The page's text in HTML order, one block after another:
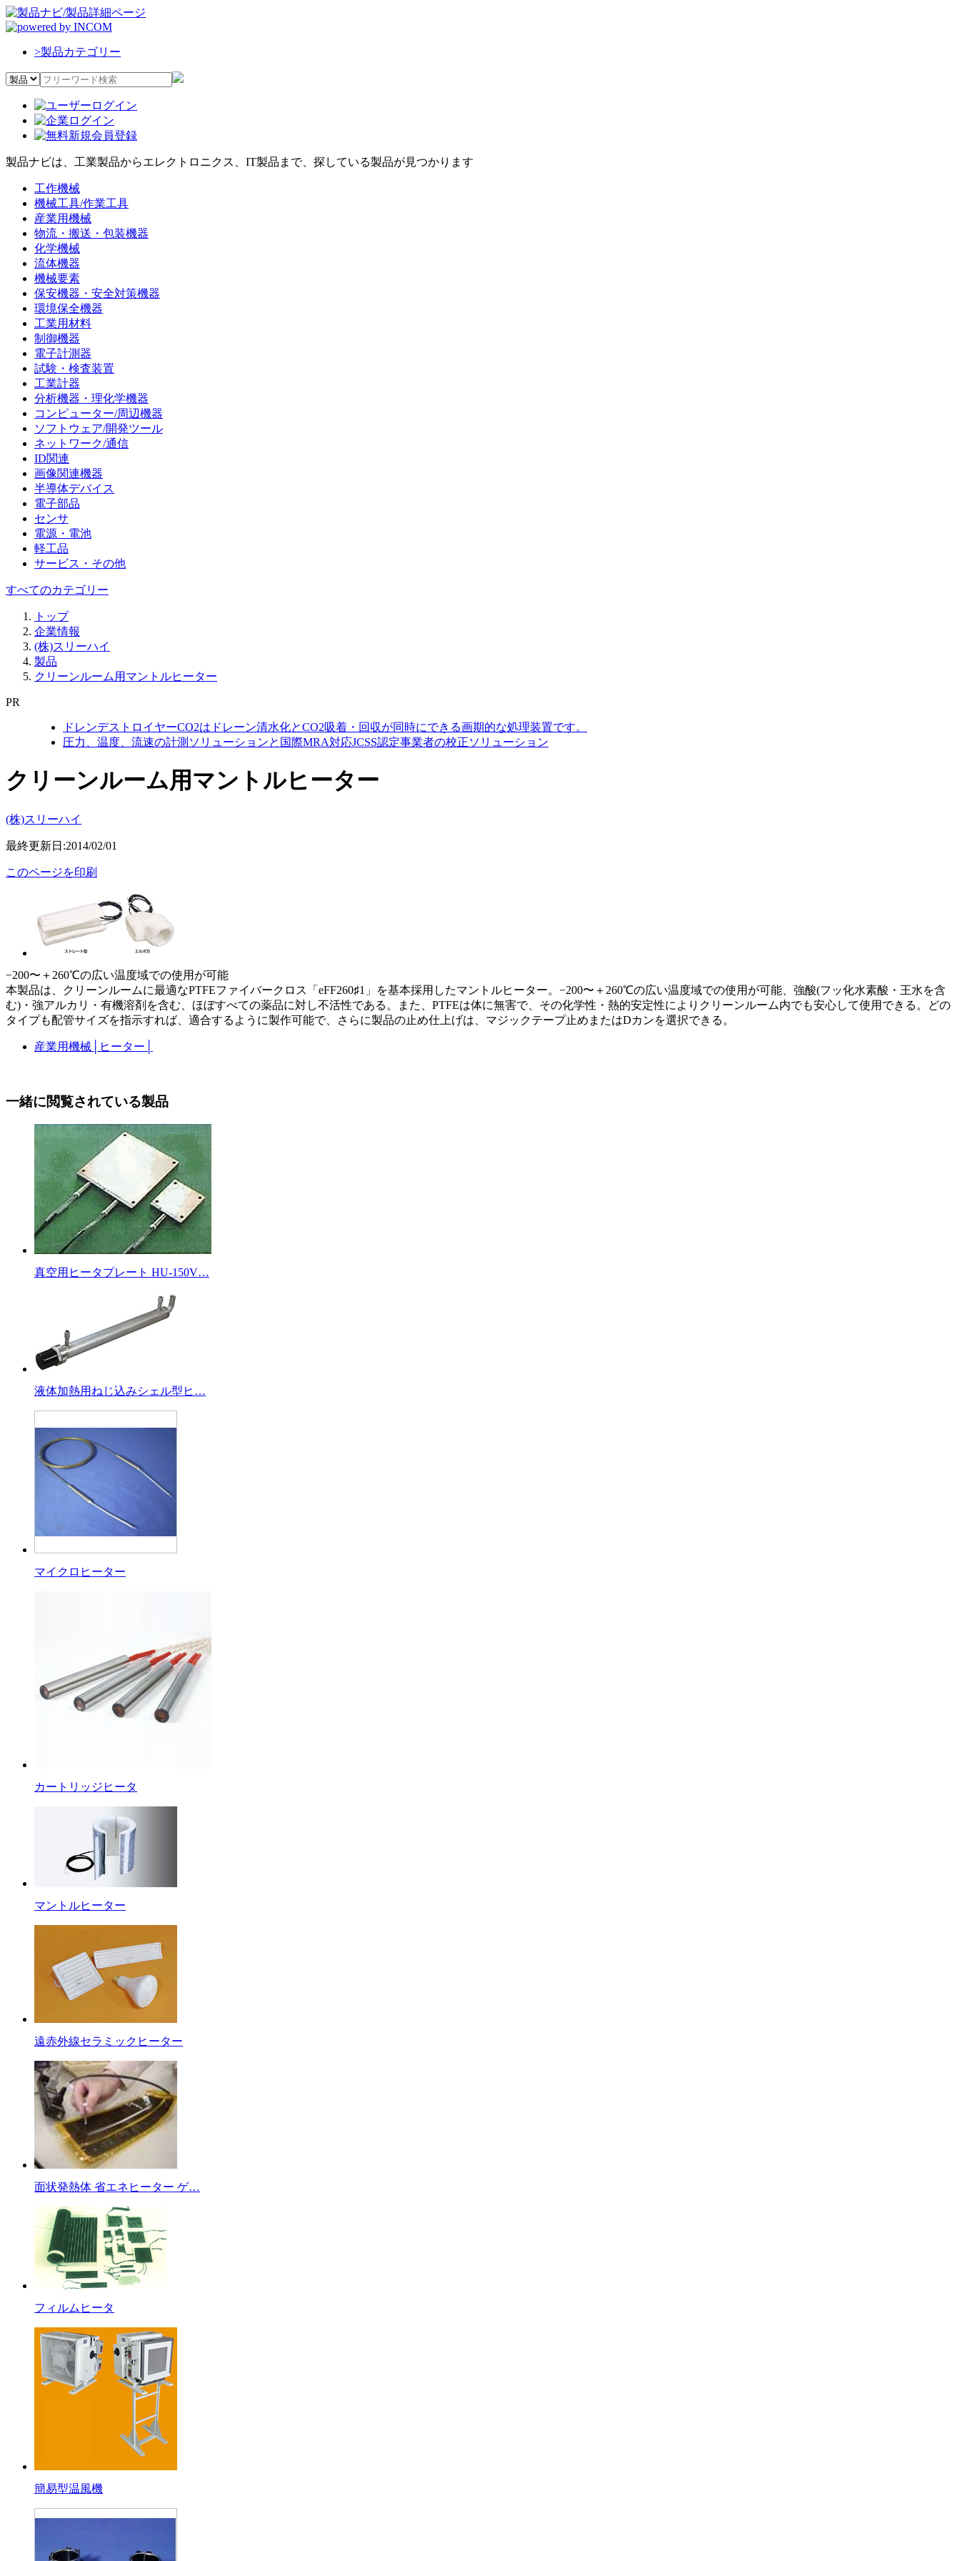
>製品カテゴリー
製品ナビは、工業製品からエレクトロニクス、IT製品まで、探している製品が見つかります
工作機械
機械工具/作業工具
産業用機械
物流・搬送・包装機器
化学機械
流体機器
機械要素
保安機器・安全対策機器
環境保全機器
工業用材料
制御機器
電子計測器
試験・検査装置
工業計器
分析機器・理化学機器
コンピューター/周辺機器
ソフトウェア/開発ツール
ネットワーク/通信
ID関連
画像関連機器
半導体デバイス
電子部品
センサ
電源・電池
軽工品
サービス・その他
すべてのカテゴリー
トップ
企業情報
(株)スリーハイ
製品
クリーンルーム用マントルヒーター
PR
ドレンデストロイヤーCO2はドレーン清水化とCO2吸着・回収が同時にできる画期的な処理装置です。
圧力、温度、流速の計測ソリューションと国際MRA対応JCSS認定事業者の校正ソリューション
クリーンルーム用マントルヒーター
(株)スリーハイ
最終更新日:2014/02/01
このページを印刷
−200〜＋260℃の広い温度域での使用が可能
本製品は、クリーンルームに最適なPTFEファイバークロス「eFF260♯1」を基本採用したマントルヒーター。−200〜＋260℃の広い温度域での使用が可能、強酸(フッ化水素酸・王水を含
む)・強アルカリ・有機溶剤を含む、ほぼすべての薬品に対し不活性である。また、PTFEは体に無害で、その化学性・熱的安定性によりクリーンルーム内でも安心して使用できる。どの
タイプも配管サイズを指示すれば、適合するように製作可能で、さらに製品の止め仕上げは、マジックテープ止めまたはDカンを選択できる。
産業用機械 ヒーター
一緒に閲覧されている製品
真空用ヒータプレート HU-150V…
液体加熱用ねじ込みシェル型ヒ…
マイクロヒーター
カートリッジヒータ
マントルヒーター
遠赤外線セラミックヒーター
面状発熱体 省エネヒーター ゲ…
フィルムヒータ
簡易型温風機